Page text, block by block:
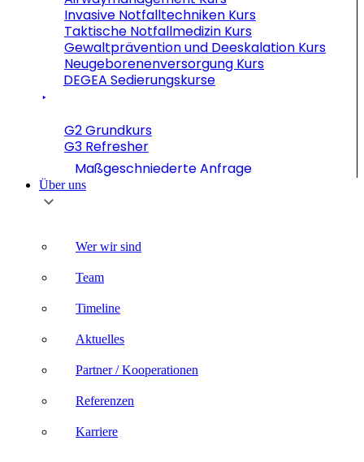
Invasive Notfalltechniken Kurs
Taktische Notfallmedizin Kurs
Gewaltprävention und Deeskalation Kurs
Neugeborenenversorgung Kurs
DEGEA Sedierungskurse
G2 Grundkurs
G3 Refresher
Maßgeschniederte Anfrage
Über uns
Wer wir sind
Team
Timeline
Aktuelles
Partner / Kooperationen
Referenzen
Karriere